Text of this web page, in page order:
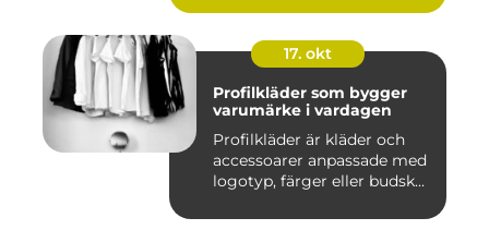
17. okt
Profilkläder som bygger
varumärke i vardagen
Profilkläder är kläder och
accessoarer anpassade med
logotyp, färger eller budsk...